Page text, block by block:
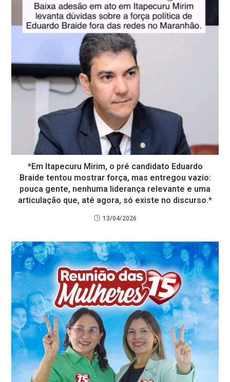
*Em Itapecuru Mirim, o pré candidato Eduardo
Braide tentou mostrar força, mas entregou vazio:
pouca gente, nenhuma liderança relevante e uma
articulação que, até agora, só existe no discurso.*
13/04/2026